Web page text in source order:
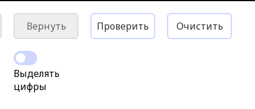
Вернуть Проверить Очистить
Выделять
цифры